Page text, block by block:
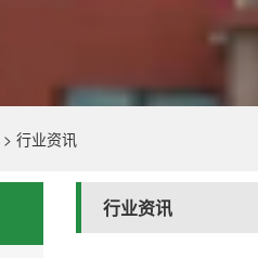
> 行业资讯
行业资讯